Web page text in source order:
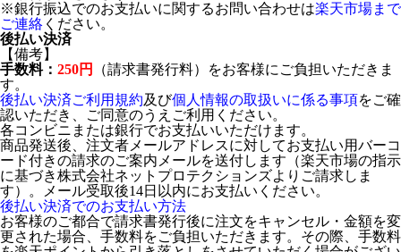
※銀行振込でのお支払いに関するお問い合わせは楽天市場まで
ご連絡 ください。
後払い決済
【備考】
手数料： 250円
（請求書発行料）をお客様にご負担いただきま
す。
後払い決済ご利用規約及び個人情報の取扱いに係る事項をご確
認いただき、ご同意のうえご利用ください。
各コンビニまたは銀行でお支払いいただけます。
商品発送後、注文者メールアドレスに対してお支払い用バーコ
ード付きの請求のご案内メールを送付します（楽天市場の指示
に基づき株式会社ネットプロテクションズよりご請求しま
す）。メール受取後14日以内にお支払いください。
後払い決済でのお支払い方法
お客様のご都合で請求書発行後に注文をキャンセル・金額を変
更された場合、手数料をご負担いただきます。その際、手数料